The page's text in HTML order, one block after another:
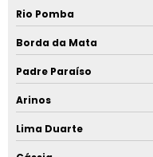
Rio Pomba
Borda da Mata
Padre Paraíso
Arinos
Lima Duarte